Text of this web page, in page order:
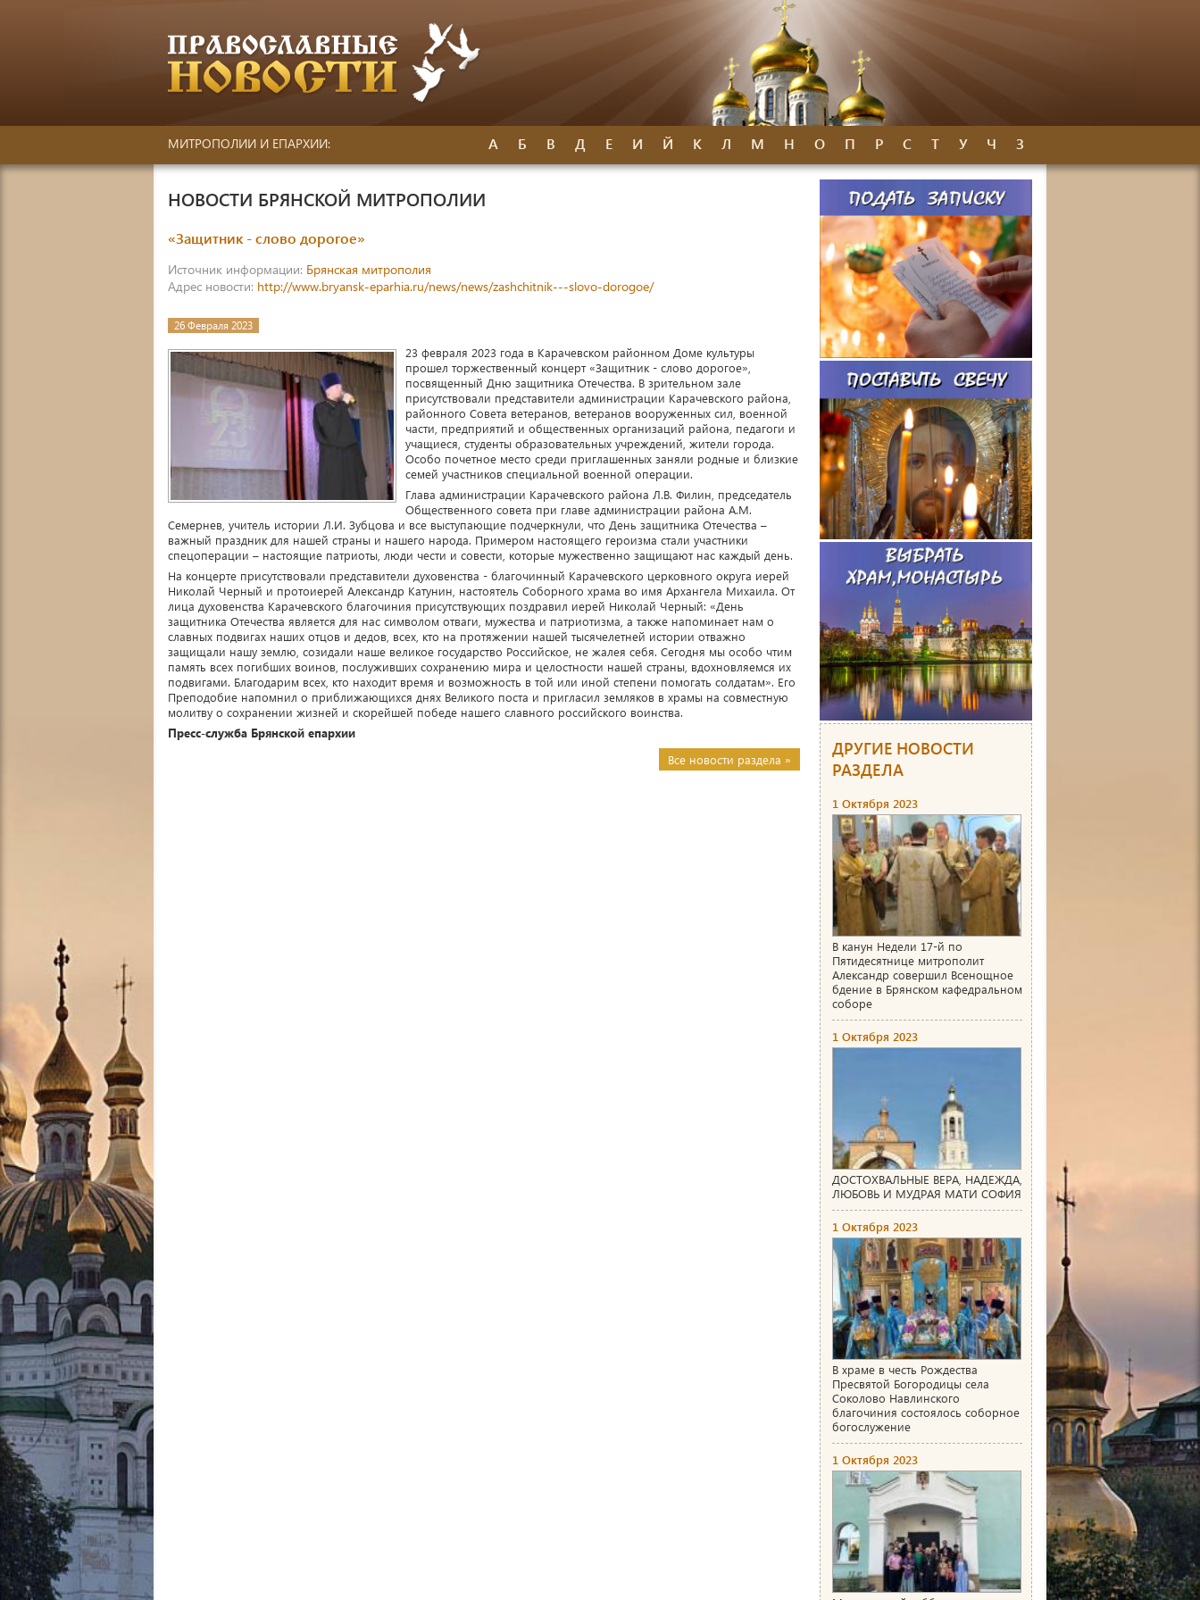
МИТРОПОЛИИ И ЕПАРХИИ: А Б В Д Е И Й К Л М Н О П Р С Т У Ч З
НОВОСТИ БРЯНСКОЙ МИТРОПОЛИИ
«Защитник - слово дорогое»
Источник информации: Брянская митрополия
Адрес новости: http://www.bryansk-eparhia.ru/news/news/zashchitnik---slovo-dorogoe/
26 Февраля 2023
23 февраля 2023 года в Карачевском районном Доме культуры
прошел торжественный концерт «Защитник - слово дорогое»,
посвященный Дню защитника Отечества. В зрительном зале
присутствовали представители администрации Карачевского района,
районного Совета ветеранов, ветеранов вооруженных сил, военной
части, предприятий и общественных организаций района, педагоги и
учащиеся, студенты образовательных учреждений, жители города.
Особо почетное место среди приглашенных заняли родные и близкие
семей участников специальной военной операции.
Глава администрации Карачевского района Л.В. Филин, председатель
Общественного совета при главе администрации района А.М.
Семернев, учитель истории Л.И. Зубцова и все выступающие подчеркнули, что День защитника Отечества –
важный праздник для нашей страны и нашего народа. Примером настоящего героизма стали участники
спецоперации – настоящие патриоты, люди чести и совести, которые мужественно защищают нас каждый день.
На концерте присутствовали представители духовенства - благочинный Карачевского церковного округа иерей
Николай Черный и протоиерей Александр Катунин, настоятель Соборного храма во имя Архангела Михаила. От
лица духовенства Карачевского благочиния присутствующих поздравил иерей Николай Черный: «День
защитника Отечества является для нас символом отваги, мужества и патриотизма, а также напоминает нам о
славных подвигах наших отцов и дедов, всех, кто на протяжении нашей тысячелетней истории отважно
защищали нашу землю, созидали наше великое государство Российское, не жалея себя. Сегодня мы особо чтим
память всех погибших воинов, послуживших сохранению мира и целостности нашей страны, вдохновляемся их
подвигами. Благодарим всех, кто находит время и возможность в той или иной степени помогать солдатам». Его
Преподобие напомнил о приближающихся днях Великого поста и пригласил земляков в храмы на совместную
молитву о сохранении жизней и скорейшей победе нашего славного российского воинства.
Пресс-служба Брянской епархии
Все новости раздела »
ДРУГИЕ НОВОСТИ
РАЗДЕЛА
1 Октября 2023
В канун Недели 17-й по
Пятидесятнице митрополит
Александр совершил Всенощное
бдение в Брянском кафедральном
соборе
1 Октября 2023
ДОСТОХВАЛЬНЫЕ ВЕРА, НАДЕЖДА,
ЛЮБОВЬ И МУДРАЯ МАТИ СОФИЯ
1 Октября 2023
В храме в честь Рождества
Пресвятой Богородицы села
Соколово Навлинского
благочиния состоялось соборное
богослужение
1 Октября 2023